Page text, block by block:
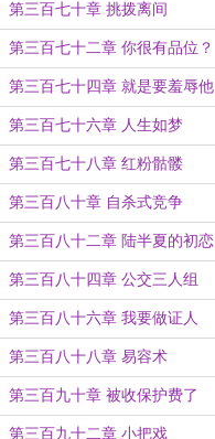
第三百七十章 挑拨离间
第三百七十二章 你很有品位？
第三百七十四章 就是要羞辱他
第三百七十六章 人生如梦
第三百七十八章 红粉骷髅
第三百八十章 自杀式竞争
第三百八十二章 陆半夏的初恋
第三百八十四章 公交三人组
第三百八十六章 我要做证人
第三百八十八章 易容术
第三百九十章 被收保护费了
第三百九十二章 小把戏